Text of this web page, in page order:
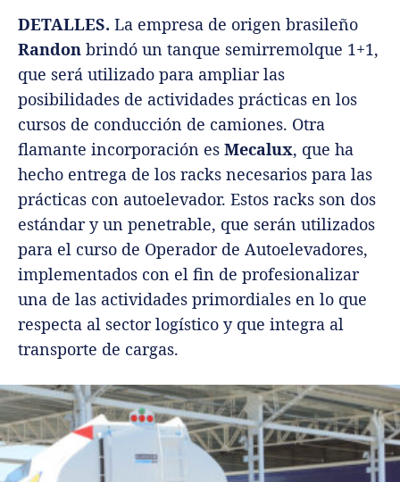
DETALLES. La empresa de origen brasileño
Randon brindó un tanque semirremolque 1+1,
que será utilizado para ampliar las
posibilidades de actividades prácticas en los
cursos de conducción de camiones. Otra
flamante incorporación es Mecalux, que ha
hecho entrega de los racks necesarios para las
prácticas con autoelevador. Estos racks son dos
estándar y un penetrable, que serán utilizados
para el curso de Operador de Autoelevadores,
implementados con el fin de profesionalizar
una de las actividades primordiales en lo que
respecta al sector logístico y que integra al
transporte de cargas.